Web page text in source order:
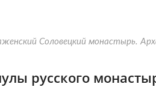
Соловецкий монастырь.
русского